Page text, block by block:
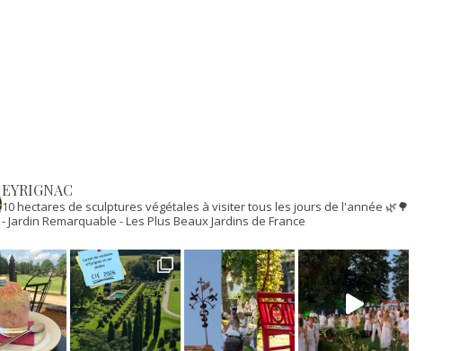
EYRIGNAC
10 hectares de sculptures végétales à visiter tous les jours de l'année 🌿🌳
- Jardin Remarquable - Les Plus Beaux Jardins de France